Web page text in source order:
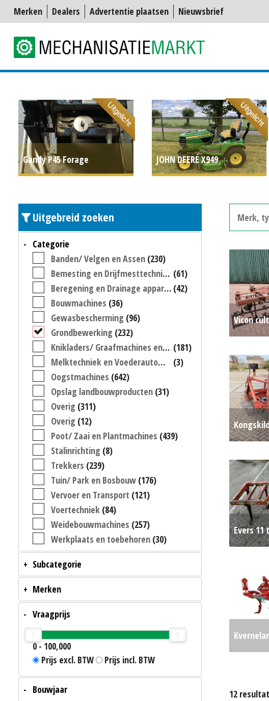
Merken Dealers Advertentie plaatsen Nieuwsbrief
Gandy P45 Forage
€ 950
Uitgelicht
JOHN DEERE X949
CONNECT (SOM) #781644
P.O.A.
Uitgelicht
Uitgebreid zoeken
Categorie
Banden/ Velgen en Assen (230)
Bemesting en Drijfmesttechniek
(61)
Beregening en Drainage apparatuur
(42)
Bouwmachines (36)
Gewasbescherming (96)
Grondbewerking (232)
Knikladers/ Graafmachines en Heftrucks
(181)
Melktechniek en Voederautomaten
(3)
Oogstmachines (642)
Opslag landbouwproducten (31)
Overig (311)
Overig (12)
Poot/ Zaai en Plantmachines (439)
Stalinrichting (8)
Trekkers (239)
Tuin/ Park en Bosbouw (176)
Vervoer en Transport (121)
Voertechniek (84)
Weidebouwmachines (257)
Werkplaats en toebehoren (30)
Subcategorie
Merken
Vraagprijs
0- 100,000
Prijs excl. BTW
Prijs incl. BTW
Bouwjaar
Vicon
Evers 11
12